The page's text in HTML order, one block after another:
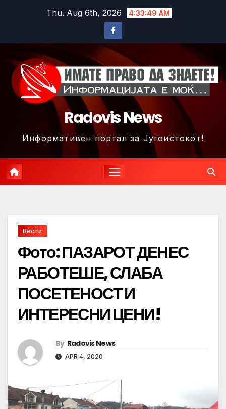
Thu. Aug 6th, 2026 4:33:52 AM
Radovis News
Информативен портал за Југоистокот!
Вести
Фото: ПАЗАРОТ ДЕНЕС
РАБОТЕШЕ, СЛАБА
ПОСЕТЕНОСТ И
ИНТЕРЕСНИ ЦЕНИ!
By Radovis News
APR 4, 2020